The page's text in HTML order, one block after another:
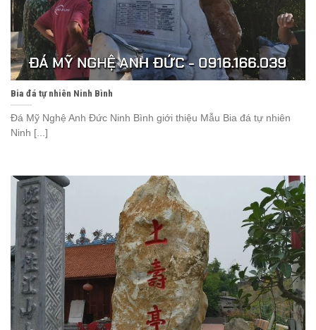
Bia đá tự nhiên Ninh Bình
Đá Mỹ Nghệ Anh Đức Ninh Bình giới thiệu Mẫu Bia đá tự nhiên
Ninh [...]